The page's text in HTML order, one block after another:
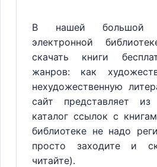
В нашей большой
электронной
скачать книги
жанров: как
нехудожественную
сайт представляет
каталог ссылок с
библиотеке не надо
просто заходите и
читайте).